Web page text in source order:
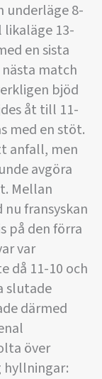
underläge 8-
likaläge 13-
en sista
match
bjöd
åt till 11-
med en stöt.
anfall, men
avgöra
Mellan
fransyskan
på den förra
var
då 11-10 och
slutade
därmed
över
hyllningar: